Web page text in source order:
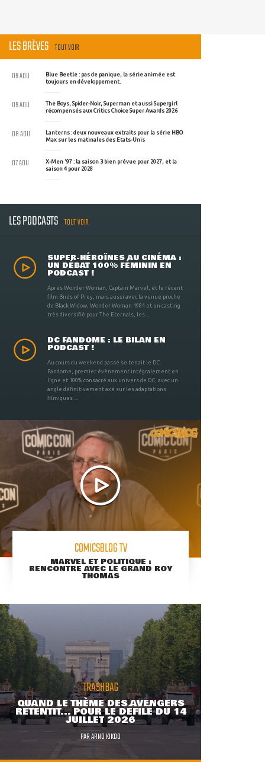
LES BRÈVES TOUT VOIR
Blue Beetle : pas de panique, la série animée est
toujours en développement.
09 AOU
The Boys, Spider-Noir, Superman et aussi Supergirl
récompensés aux Critics Choice Super Awards 2026
09 AOU
Lanterns : deux nouveaux extraits pour la série HBO
Max sur les matinales des Etats-Unis
08 AOU
X-Men '97 : la saison 3 bien prévue pour 2027, et la
saison 4 pour 2028
07 AOU
LES PODCASTS TOUT VOIR
SUPER-HÉROÏNES AU CINÉMA :
UN DÉBAT 100% FÉMININ EN
PODCAST !
Après Wonder Woman, Captain Marvel, et le récent
film Birds of Prey, mais aussi avec la venue proche
de Black Widow, Wonder Woman 1984 et un casting
très diversifié pour The Eternals, les ...
DC FANDOME : LE BILAN EN
PODCAST !
Au cours du weekend passé se tenait le DC
Fandome, premier évènement intégralement en
ligne et 100% consacré aux univers de DC, avec un
angle définitivement axé sur les adaptations
filmiques ...
COMICSBLOG TV
MARVEL ET POLITIQUE :
RENCONTRE AVEC LE GRAND ROY
THOMAS
TRASHBAG
QUAND LE THÈME DES AVENGERS
RETENTIT... POUR LE DÉFILÉ DU 14
JUILLET 2026
PARARNO KIKOO